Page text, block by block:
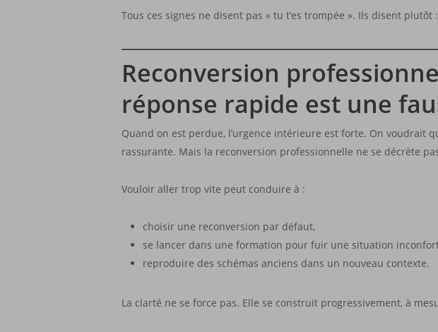
Tous ces signes ne disent pas « tu t’es trompée ». Ils disent plutôt :
Reconversion
réponse rapide est une
Quand on est perdue, l’urgence intérieure est forte. On voudrait
rassurante. Mais la reconversion professionnelle ne se décrète
Vouloir aller trop vite peut conduire à :
choisir une reconversion par défaut,
se lancer dans une formation pour fuir une situation
reproduire des schémas anciens dans un nouveau contexte.
La clarté ne se force pas. Elle se construit progressivement, à